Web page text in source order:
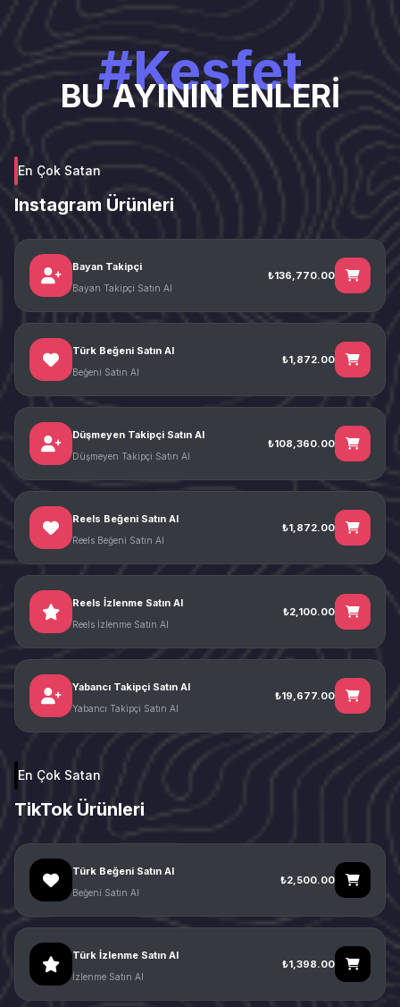
#Keşfet
BU AYININ ENLERİ
En Çok Satan
Instagram Ürünleri
Bayan Takipçi
Bayan Takipçi Satın Al
₺136,770.00
Türk Beğeni Satın Al
Beğeni Satın Al
₺1,872.00
Düşmeyen Takipçi Satın Al
Düşmeyen Takipçi Satın Al
₺108,360.00
Reels Beğeni Satın Al
Reels Beğeni Satın Al
₺1,872.00
Reels İzlenme Satın Al
Reels İzlenme Satın Al
₺2,100.00
Yabancı Takipçi Satın Al
Yabancı Takipçi Satın Al
₺19,677.00
En Çok Satan
TikTok Ürünleri
Türk Beğeni Satın Al
Beğeni Satın Al
₺2,500.00
Türk İzlenme Satın Al
İzlenme Satın Al
₺1,398.00